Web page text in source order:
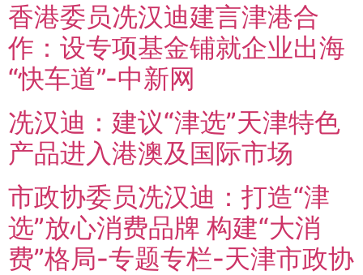
香港委员冼汉迪建言津港合
作：设专项基金铺就企业出海
“快车道”-中新网
冼汉迪：建议“津选”天津特色
产品进入港澳及国际市场
市政协委员冼汉迪：打造“津
选”放心消费品牌 构建“大消
费”格局-专题专栏-天津市政协